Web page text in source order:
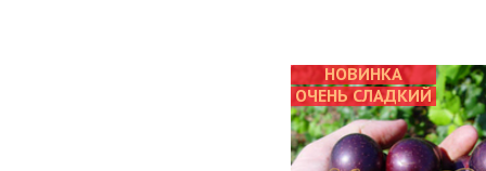
НОВИНКА
ОЧЕНЬ СЛАДКИЙ